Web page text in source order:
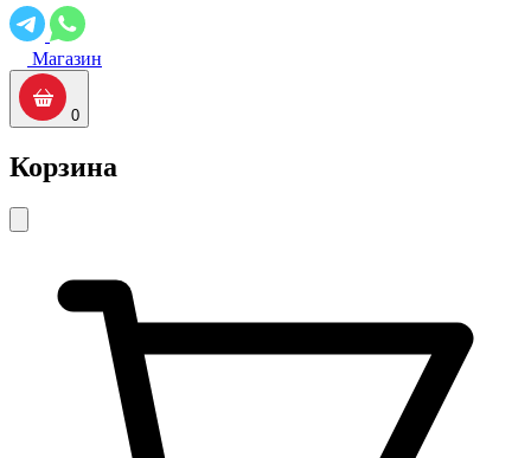
Магазин
0
Корзина